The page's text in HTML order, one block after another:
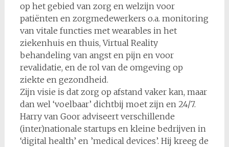
op het gebied van zorg en welzijn voor
patiënten en zorgmedewerkers o.a. monitoring
van vitale functies met wearables in het
ziekenhuis en thuis, Virtual Reality
behandeling van angst en pijn en voor
revalidatie, en de rol van de omgeving op
ziekte en gezondheid.
Zijn visie is dat zorg op afstand vaker kan, maar
dan wel ‘voelbaar’ dichtbij moet zijn en 24/7.
Harry van Goor adviseert verschillende
(inter)nationale startups en kleine bedrijven in
‘digital health’ en ’medical devices’. Hij kreeg de